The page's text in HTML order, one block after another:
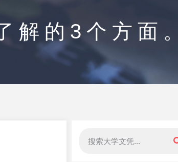
解的3个方面。